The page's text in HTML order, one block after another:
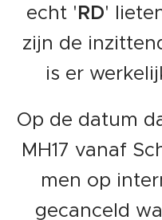
echt 'RD'
zijn de
is er
Op de datum
MH17 vanaf
men op
gecanceld